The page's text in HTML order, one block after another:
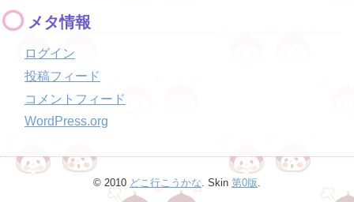
メタ情報
ログイン
投稿フィード
コメントフィード
WordPress.org
© 2010 どこ行こうかな . Skin 第0版